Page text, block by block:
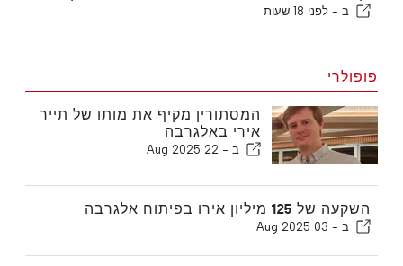
ב - לפני 18 שעות
פופולרי
המסתורין מקיף את מותו של תייר
אירי באלגרבה
ב - 22 Aug 2025
השקעה של 125 מיליון אירו בפיתוח אלגרבה
ב - 03 Aug 2025